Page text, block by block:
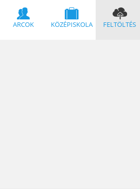
ARCOK KÖZÉPISKOLA FELTÖLTÉS